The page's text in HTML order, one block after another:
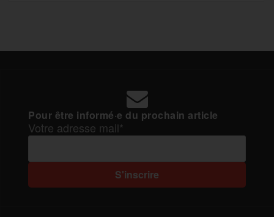
Pour être informé·e du prochain article
Votre adresse mail*